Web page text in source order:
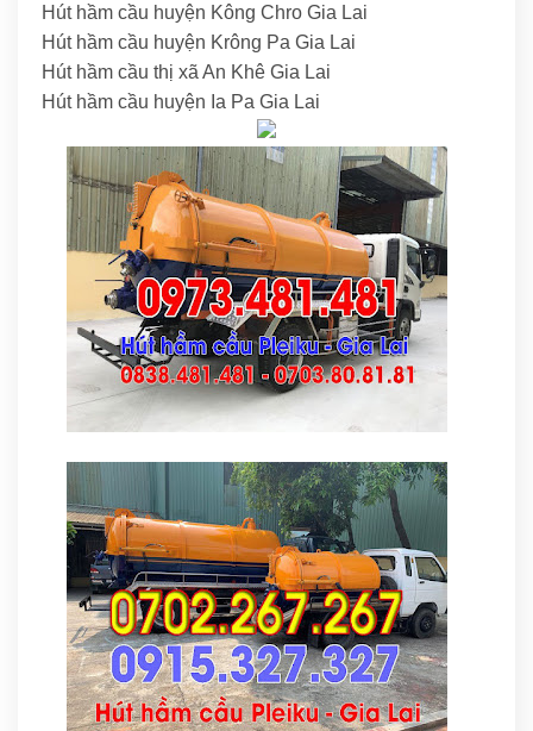
Hút hầm cầu huyện Kông Chro Gia Lai
Hút hầm cầu huyện Krông Pa Gia Lai
Hút hầm cầu thị xã An Khê Gia Lai
Hút hầm cầu huyện Ia Pa Gia Lai